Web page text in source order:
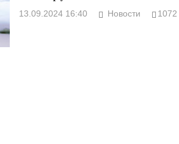
13.09.2024 16:40 Новости 1072